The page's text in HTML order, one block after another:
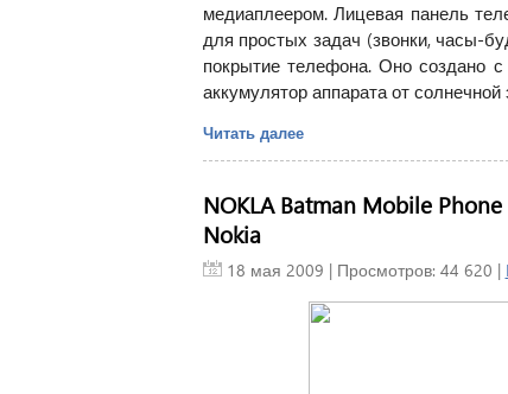
медиаплеером. Лицевая панель
для простых задач (звонки, часы-
покрытие телефона. Оно создано
аккумулятор аппарата от солнечной
Читать далее
NOKLA Batman Mobile
Nokia
18 мая 2009 | Просмотров: 44 620 |